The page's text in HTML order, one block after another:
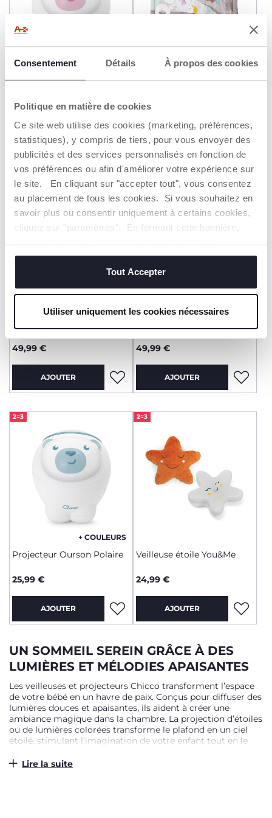
Consentement Détails À propos des cookies
Politique en matière de cookies
Ce site web utilise des cookies (marketing, préférences,
statistiques), y compris de tiers, pour vous envoyer des
publicités et des services personnalisés en fonction de
vos préférences ou afin d'améliorer votre expérience sur
le site. En cliquant sur "accepter tout", vous consentez
au placement de tous les cookies. Si vous souhaitez en
savoir plus ou consentir uniquement à certains cookies,
cliquez sur "paramètres". En fermant cette bannière,
techniques, qui sont essentiels au service demandé.
Tout Accepter
Utiliser uniquement les cookies nécessaires
AJOUTER AJOUTER
2=3
+ COULEURS
49,99 €
AJOUTER
2=3
+ COULEURS
49,99 €
AJOUTER
2=3
+ COULEURS
Projecteur Ourson Polaire
25,99 €
AJOUTER
2=3
Veilleuse étoile You&Me
24,99 €
AJOUTER
UN SOMMEIL SEREIN GRÂCE À DES
LUMIÈRES ET MÉLODIES APAISANTES
Les veilleuses et projecteurs Chicco transforment l’espace
de votre bébé en un havre de paix. Conçus pour diffuser des
lumières douces et apaisantes, ils aident à créer une
ambiance magique dans la chambre. La projection d’étoiles
ou de lumières colorées transforme le plafond en un ciel
étoilé, stimulant l’imagination de votre enfant tout en le
adaptées aux besoins des enfants : musiques classiques,
Lire la suite